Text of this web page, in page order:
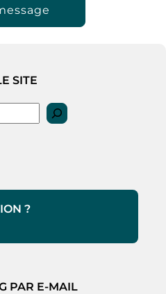
SITE
?
PAR E-MAIL